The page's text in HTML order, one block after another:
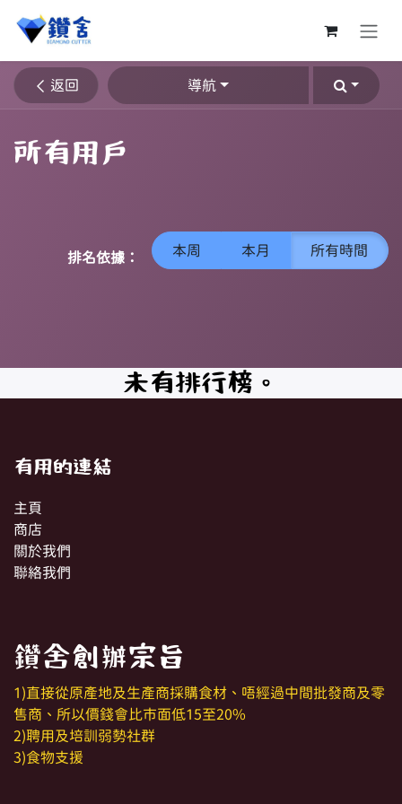
返回 導航
所有用戶
排名依據：
本周 本月 所有時間
未有排行榜。
有用的連結
主頁
商店
關於我們
聯絡我們
鑽舍創辦宗旨
1)直接從原產地及生產商採購食材、唔經過中間批發商及零
售商、所以價錢會比市面低15至20%
2)聘用及培訓弱勢社群
3)食物支援